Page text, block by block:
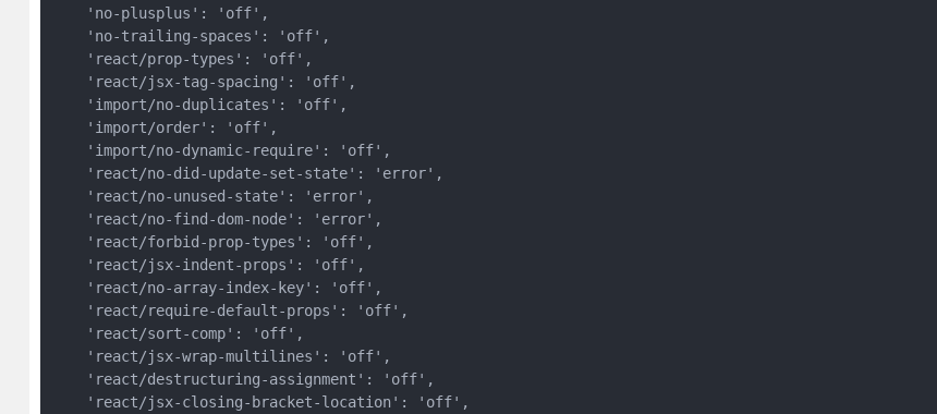
    'no-plusplus': 'off',
    'no-trailing-spaces': 'off',
    'react/prop-types': 'off',
    'react/jsx-tag-spacing': 'off',
    'import/no-duplicates': 'off',
    'import/order': 'off',
    'import/no-dynamic-require': 'off',
    'react/no-did-update-set-state': 'error',
    'react/no-unused-state': 'error',
    'react/no-find-dom-node': 'error',
    'react/forbid-prop-types': 'off',
    'react/jsx-indent-props': 'off',
    'react/no-array-index-key': 'off',
    'react/require-default-props': 'off',
    'react/sort-comp': 'off',
    'react/jsx-wrap-multilines': 'off',
    'react/destructuring-assignment': 'off',
    'react/jsx-closing-bracket-location': 'off',